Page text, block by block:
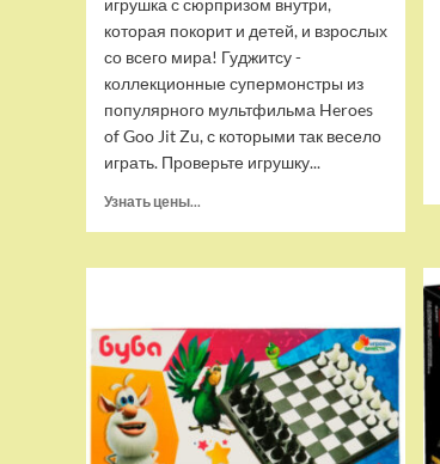
игрушка с сюрпризом внутри,
которая покорит и детей, и взрослых
со всего мира! Гуджитсу -
коллекционные супермонстры из
популярного мультфильма Heroes
of Goo Jit Zu, с которыми так весело
играть. Проверьте игрушку...
Узнать цены...
Тянущаяся
Тайро
и
Гигабивень
Водная
Атака